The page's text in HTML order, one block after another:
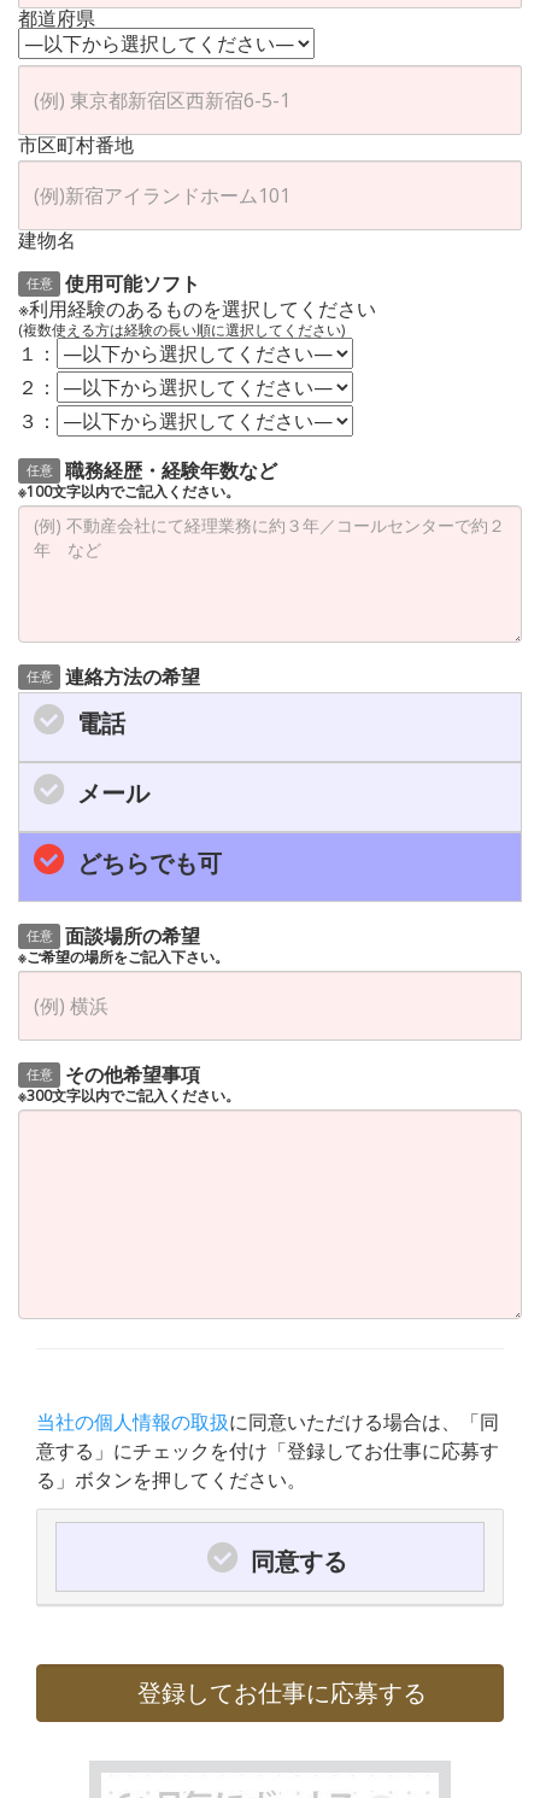
都道府県
市区町村番地
建物名
任意
使用可能ソフト
※利用経験のあるものを選択してください
(複数使える方は経験の長い順に選択してください)
１：
２：
３：
任意 職務経歴・経験年数など
※100文字以内でご記入ください。
任意 連絡方法の希望
電話
メール
どちらでも可
任意 面談場所の希望
※ご希望の場所をご記入下さい。
任意 その他希望事項
※300文字以内でご記入ください。
当社の個人情報の取扱に同意いただける場合は、「同
意する」にチェックを付け「登録してお仕事に応募す
る」ボタンを押してください。
同意する